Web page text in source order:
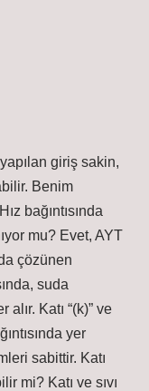
yapılan giriş sakin,
Benim
bağıntısında
mu? Evet, AYT
çözünen
suda
Katı “(k)” ve
yer
sabittir. Katı
mi? Katı ve sıvı